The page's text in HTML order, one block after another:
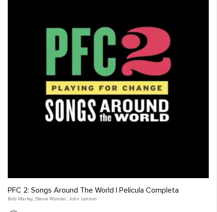
PFC 2: Songs Around The World | Película Completa
Bob Marley, Stevie Wonder, John Lennon